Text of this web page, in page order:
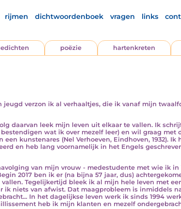
rijmen dichtwoordenboek vragen links
poëzie hartenkreten
verzon ik al verhaaltjes, die ik vanaf mijn
daarvan leek mijn leven uit elkaar te vallen. Ik
wat ik over mezelf leer) en wil graag met
kunstenares (Nel Verhoeven, Eindhoven, 1932).
en heb lang voornamelijk in het Engels
van mijn vrouw - medestudente met wie ik
2017 ben ik er (na bijna 57 jaar, dus)
Tegelijkertijd bleek ik al mijn hele leven met
ik niets van afwist. Dat maagprobleem is inmiddels
In het dagelijkse leven werk ik sinds 1994
heb ik mijn klanten en mezelf